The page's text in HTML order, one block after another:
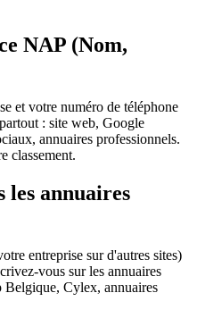
NAP (Nom,
et votre numéro de téléphone
: site web, Google
annuaires professionnels.
classement.
les annuaires
entreprise sur d'autres sites)
vous sur les annuaires
Belgique, Cylex, annuaires